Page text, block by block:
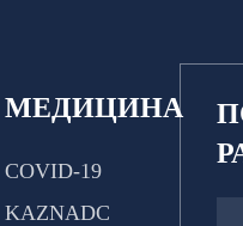
МЕДИЦИНА
COVID-19
KAZNADC